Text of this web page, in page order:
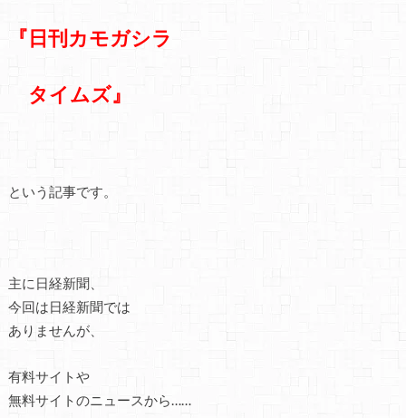
『日刊カモガシラ
タイムズ』
という記事です。
主に日経新聞、
今回は日経新聞では
ありませんが、
有料サイトや
無料サイトのニュースから……